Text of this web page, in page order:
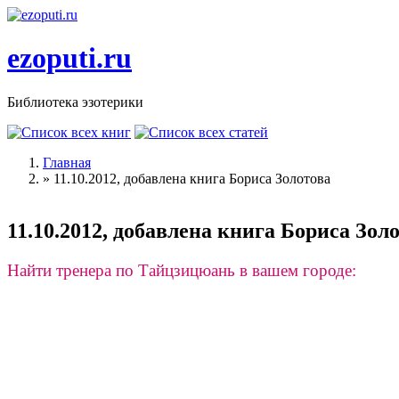
Перейти к основному содержанию
ezoputi.ru
Библиотека эзотерики
Вы здесь
Главная
» 11.10.2012, добавлена книга Бориса Золотова
11.10.2012, добавлена книга Бориса
Найти тренера по Тайцзицюань в вашем городе: